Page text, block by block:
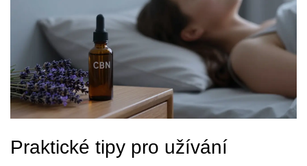
Praktické tipy pro užívání